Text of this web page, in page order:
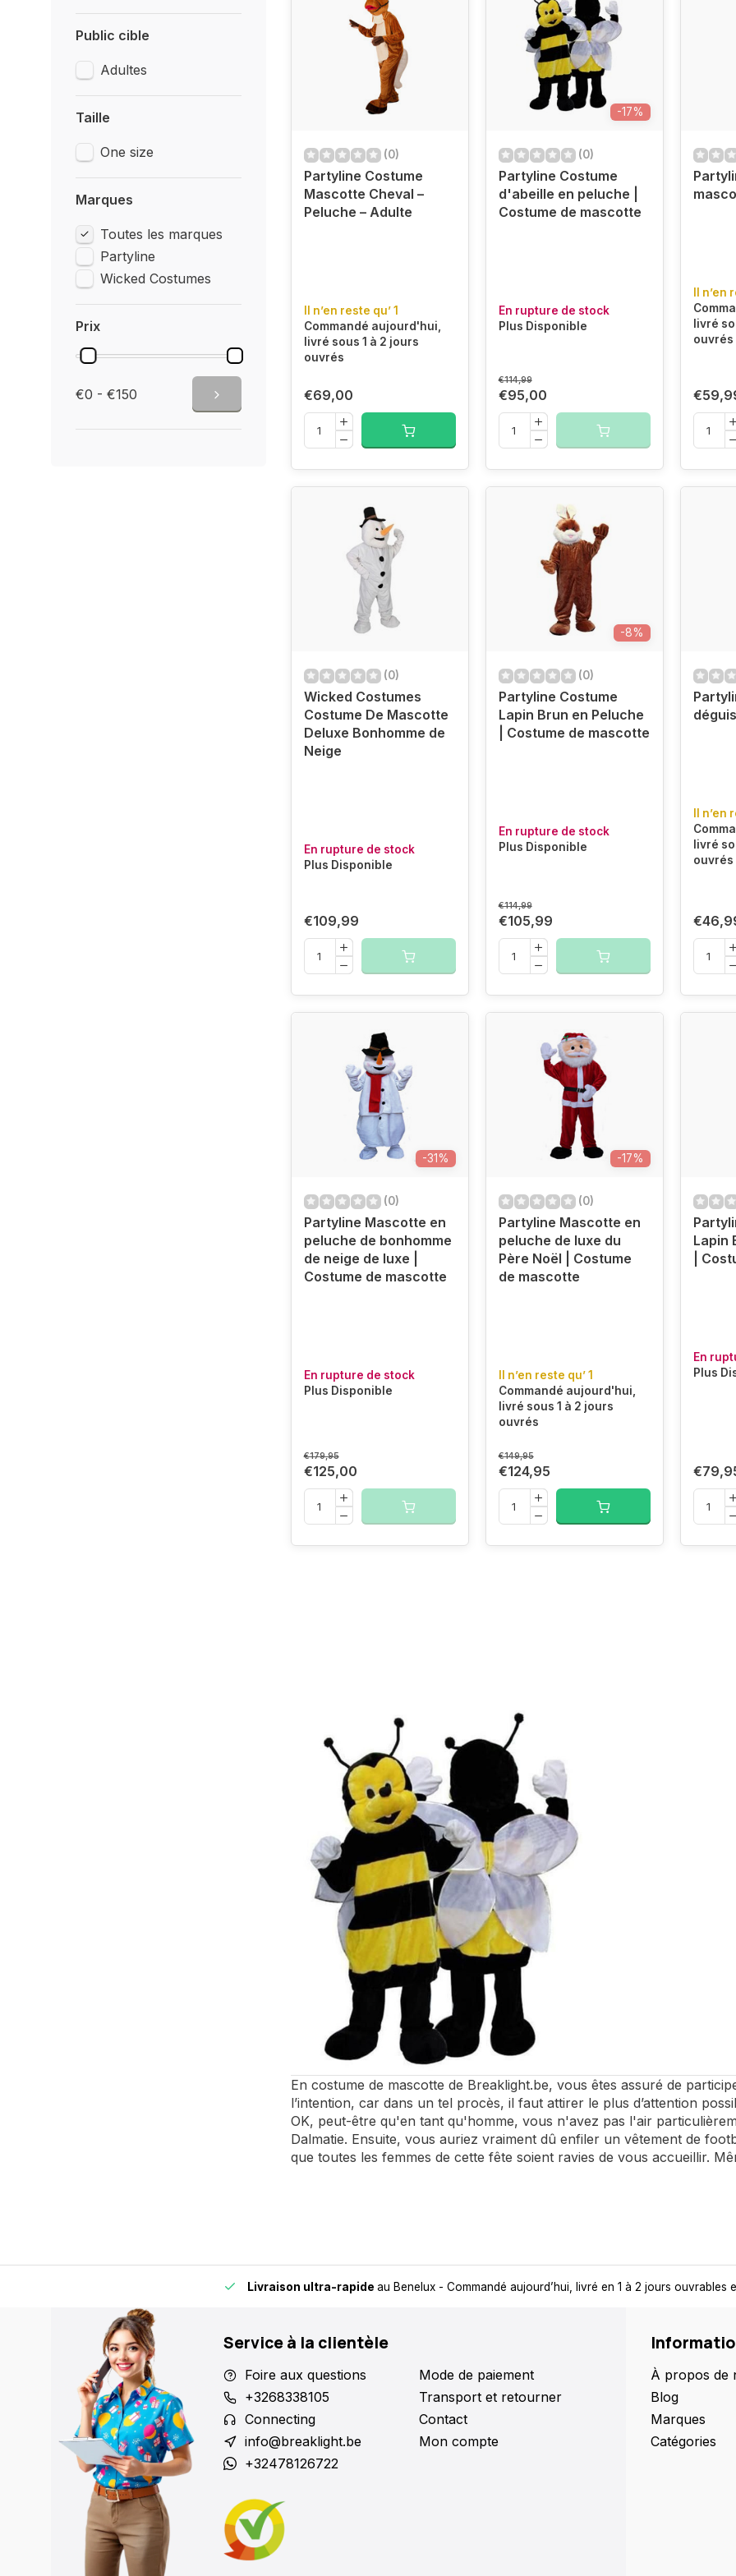
Public cible
Adultes
Taille
One size
Marques
Toutes les marques
Partyline
Wicked Costumes
Prix
€0 - €150
(0)
Partyline Costume
Mascotte Cheval –
Peluche – Adulte
Il n’en reste qu’ 1
Commandé aujourd'hui,
livré sous 1 à 2 jours
ouvrés
€69,00
-17%
(0)
Partyline Costume
d'abeille en peluche |
Costume de mascotte
En rupture de stock
Plus Disponible
€114,99
€95,00
Il n’en
livré
ouvrés
(0)
Wicked Costumes
Costume De Mascotte
Deluxe Bonhomme de
Neige
En rupture de stock
Plus Disponible
€109,99
-8%
(0)
Partyline Costume
Lapin Brun en Peluche
| Costume de mascotte
En rupture de stock
Plus Disponible
€114,99
€105,99
Il n’en
livré
ouvrés
-31%
(0)
Partyline Mascotte en
peluche de bonhomme
de neige de luxe |
Costume de mascotte
En rupture de stock
Plus Disponible
€179,95
€125,00
-17%
(0)
Partyline Mascotte en
peluche de luxe du
Père Noël | Costume
de mascotte
Il n’en reste qu’ 1
Commandé aujourd'hui,
livré sous 1 à 2 jours
ouvrés
€149,95
€124,95
Lapin
|
En
Plus
En costume de mascotte de Breaklight.be, vous êtes assuré de
l’intention, car dans un tel procès, il faut attirer le plus d’attention
OK, peut-être qu'en tant qu'homme, vous n'avez pas l'air
Dalmatie. Ensuite, vous auriez vraiment dû enfiler un vêtement de
que toutes les femmes de cette fête soient ravies de vous accueillir.
Plus de 15 000 points de retrait - Toujours un point de retrait près de chez vous, pour plus de
Service à la clientèle
Foire aux questions
+3268338105
Connecting
info@breaklight.be
+32478126722
Mode de paiement
Transport et retourner
Contact
Mon compte
À propos de
Blog
Marques
Catégories